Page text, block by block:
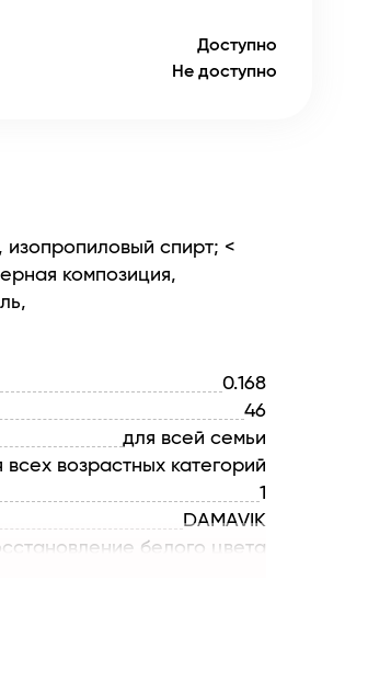
Доступно
Не доступно
изопропиловый спирт; <
композиция,
0.168
46
для всей семьи
всех возрастных категорий
1
DAMAVIK
белого цвета